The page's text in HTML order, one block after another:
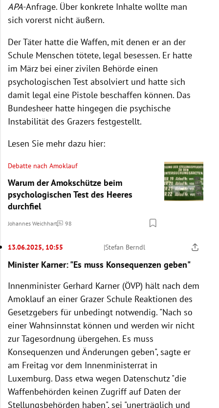
APA-Anfrage. Über konkrete Inhalte wollte man
sich vorerst nicht äußern.
Der Täter hatte die Waffen, mit denen er an der
Schule Menschen tötete, legal besessen. Er hatte
im März bei einer zivilen Behörde einen
psychologischen Test absolviert und hatte sich
damit legal eine Pistole beschaffen können. Das
Bundesheer hatte hingegen die psychische
Instabilität des Grazers festgestellt.
Lesen Sie mehr dazu hier:
Debatte nach Amoklauf
Warum der Amokschütze beim
psychologischen Test des Heeres
durchfiel
Johannes Weichhart 98
Kommentare
13.06.2025, 10:55 |Stefan Berndl
Minister Karner: "Es muss Konsequenzen geben"
Innenminister Gerhard Karner (ÖVP) hält nach dem
Amoklauf an einer Grazer Schule Reaktionen des
Gesetzgebers für unbedingt notwendig. "Nach so
einer Wahnsinnstat können und werden wir nicht
zur Tagesordnung übergehen. Es muss
Konsequenzen und Änderungen geben", sagte er
am Freitag vor dem Innenministerrat in
Luxemburg. Dass etwa wegen Datenschutz "die
Waffenbehörden keinen Zugriff auf Daten der
Stellungsbehörden haben", sei "unerträglich und